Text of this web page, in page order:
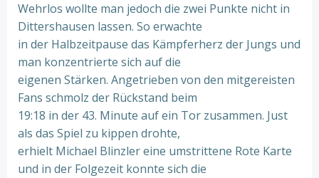
Wehrlos wollte man jedoch die zwei Punkte nicht in
Dittershausen lassen. So erwachte
in der Halbzeitpause das Kämpferherz der Jungs und
man konzentrierte sich auf die
eigenen Stärken. Angetrieben von den mitgereisten
Fans schmolz der Rückstand beim
19:18 in der 43. Minute auf ein Tor zusammen. Just
als das Spiel zu kippen drohte,
erhielt Michael Blinzler eine umstrittene Rote Karte
und in der Folgezeit konnte sich die